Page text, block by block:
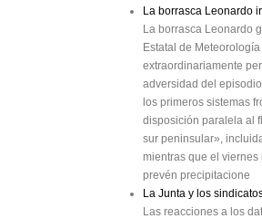
La borrasca Leonardo
La borrasca Leonardo
Estatal de
extraordinariamente
adversidad del
los primeros sistemas
disposición paralela al
sur peninsular»,
mientras que el
prevén precipitacione
La Junta y los
Las reacciones a los